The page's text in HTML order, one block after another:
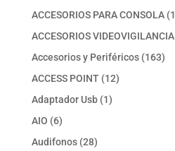
ACCESORIOS PARA CONSOLA 1
ACCESORIOS VIDEOVIGILANCIA
Accesorios y Periféricos 163163
ACCESS POINT 1212
Adaptador Usb 11
AIO 66
productos
Audifonos 2828